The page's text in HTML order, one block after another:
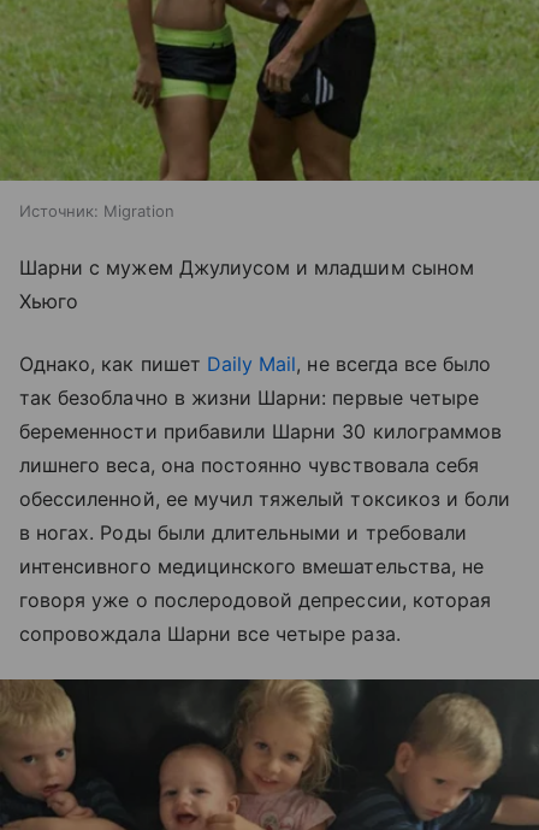
Источник: Migration
Шарни с мужем Джулиусом и младшим сыном
Хьюго
Однако, как пишет Daily Mail, не всегда все было
так безоблачно в жизни Шарни: первые четыре
беременности прибавили Шарни 30 килограммов
лишнего веса, она постоянно чувствовала себя
обессиленной, ее мучил тяжелый токсикоз и боли
в ногах. Роды были длительными и требовали
интенсивного медицинского вмешательства, не
говоря уже о послеродовой депрессии, которая
сопровождала Шарни все четыре раза.